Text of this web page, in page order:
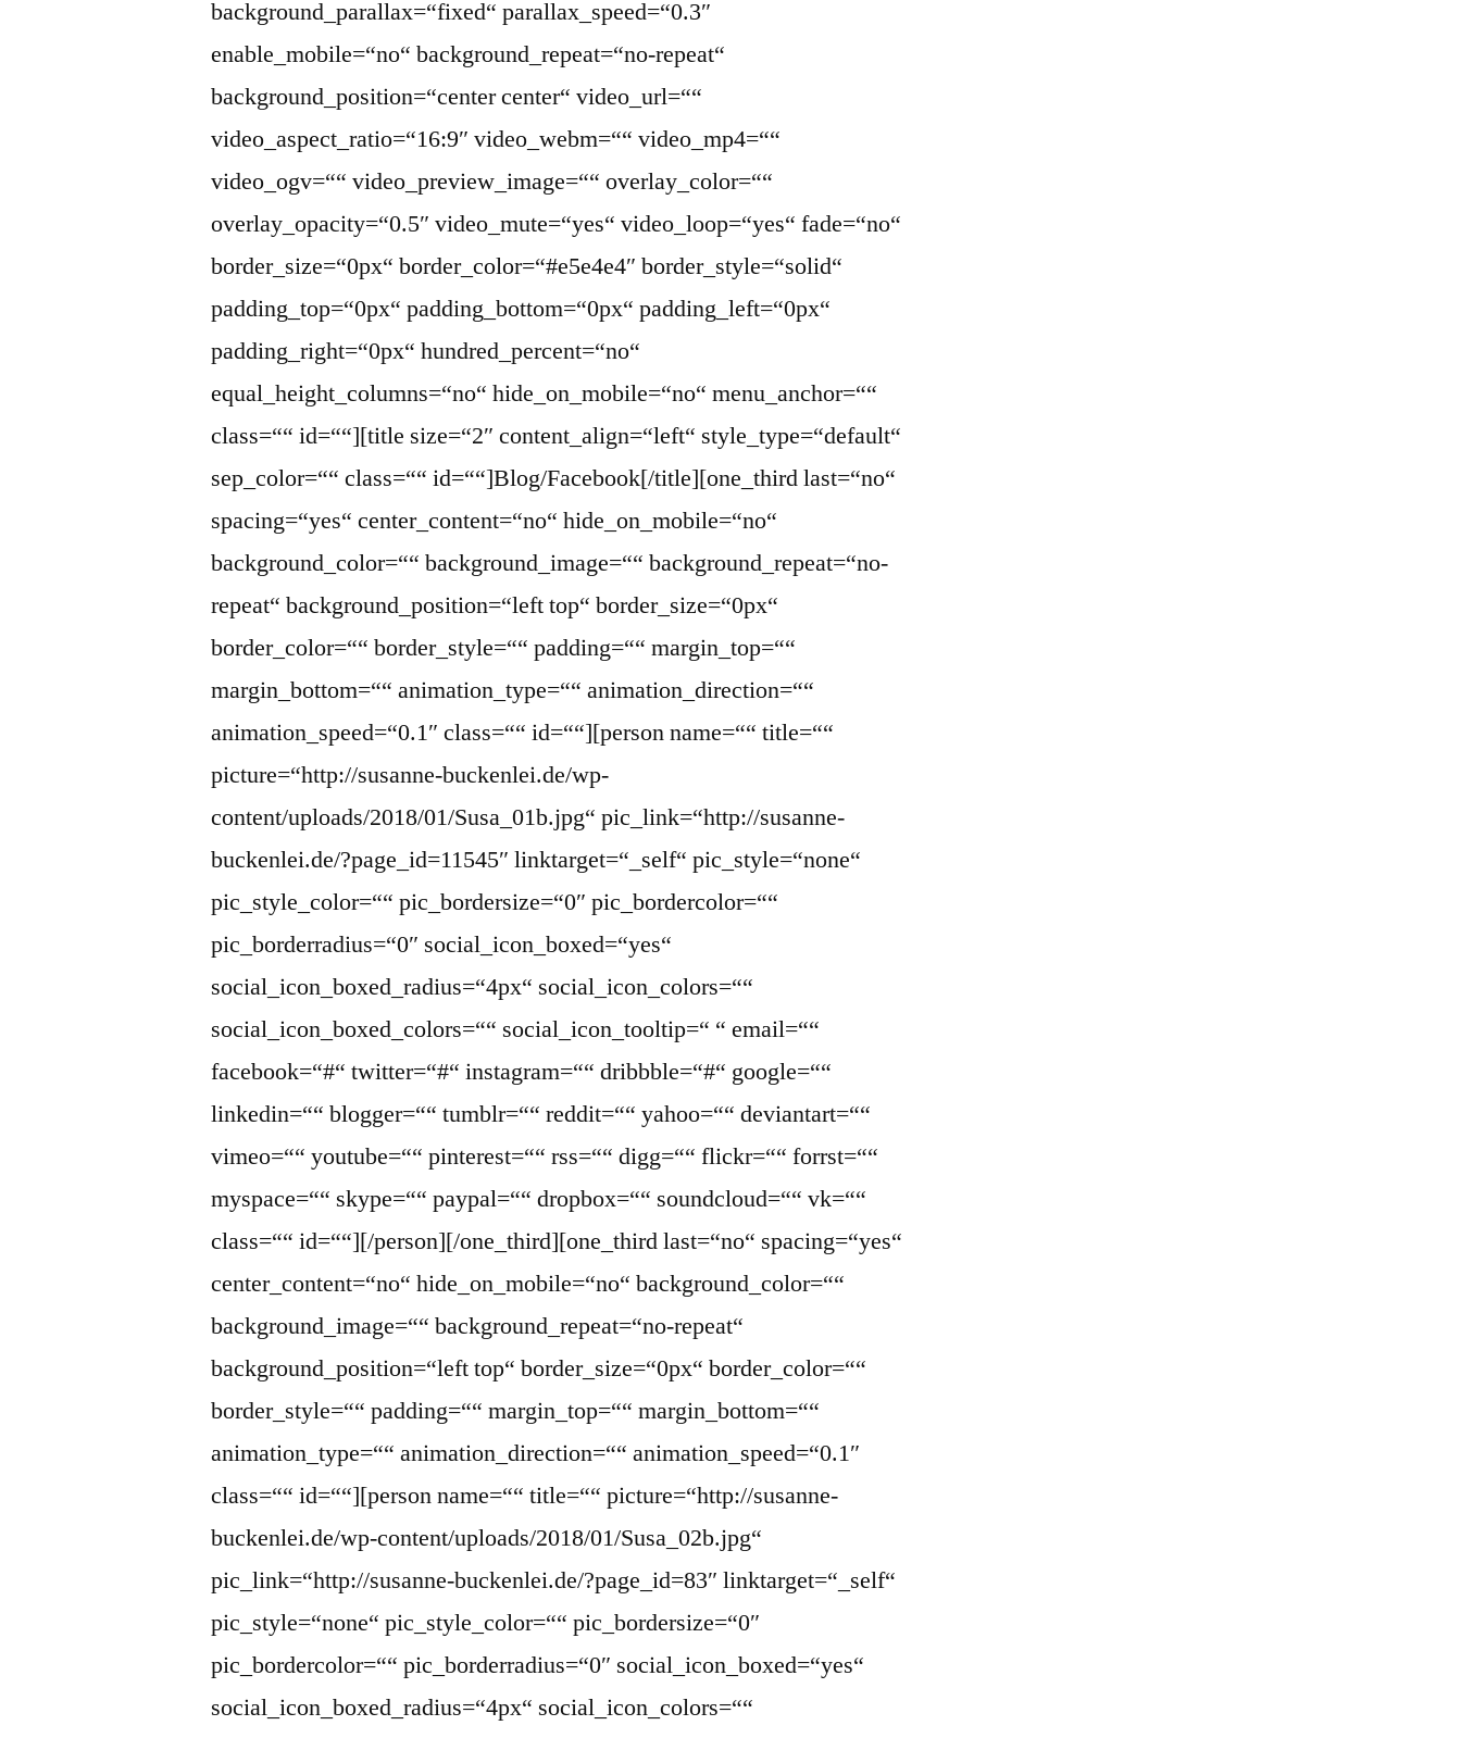
background_parallax=“fixed“ parallax_speed=“0.3″
enable_mobile=“no“ background_repeat=“no-repeat“
background_position=“center center“ video_url=““
video_aspect_ratio=“16:9″ video_webm=““ video_mp4=““
video_ogv=““ video_preview_image=““ overlay_color=““
overlay_opacity=“0.5″ video_mute=“yes“ video_loop=“yes“ fade=“no“
border_size=“0px“ border_color=“#e5e4e4″ border_style=“solid“
padding_top=“0px“ padding_bottom=“0px“ padding_left=“0px“
padding_right=“0px“ hundred_percent=“no“
equal_height_columns=“no“ hide_on_mobile=“no“ menu_anchor=““
class=““ id=““][title size=“2″ content_align=“left“ style_type=“default“
sep_color=““ class=““ id=““]Blog/Facebook[/title][one_third last=“no“
spacing=“yes“ center_content=“no“ hide_on_mobile=“no“
background_color=““ background_image=““ background_repeat=“no-
repeat“ background_position=“left top“ border_size=“0px“
border_color=““ border_style=““ padding=““ margin_top=““
margin_bottom=““ animation_type=““ animation_direction=““
animation_speed=“0.1″ class=““ id=““][person name=““ title=““
picture=“http://susanne-buckenlei.de/wp-
content/uploads/2018/01/Susa_01b.jpg“ pic_link=“http://susanne-
buckenlei.de/?page_id=11545″ linktarget=“_self“ pic_style=“none“
pic_style_color=““ pic_bordersize=“0″ pic_bordercolor=““
pic_borderradius=“0″ social_icon_boxed=“yes“
social_icon_boxed_radius=“4px“ social_icon_colors=““
social_icon_boxed_colors=““ social_icon_tooltip=“ “ email=““
facebook=“#“ twitter=“#“ instagram=““ dribbble=“#“ google=““
linkedin=““ blogger=““ tumblr=““ reddit=““ yahoo=““ deviantart=““
vimeo=““ youtube=““ pinterest=““ rss=““ digg=““ flickr=““ forrst=““
myspace=““ skype=““ paypal=““ dropbox=““ soundcloud=““ vk=““
class=““ id=““][/person][/one_third][one_third last=“no“ spacing=“yes“
center_content=“no“ hide_on_mobile=“no“ background_color=““
background_image=““ background_repeat=“no-repeat“
background_position=“left top“ border_size=“0px“ border_color=““
border_style=““ padding=““ margin_top=““ margin_bottom=““
animation_type=““ animation_direction=““ animation_speed=“0.1″
class=““ id=““][person name=““ title=““ picture=“http://susanne-
buckenlei.de/wp-content/uploads/2018/01/Susa_02b.jpg“
pic_link=“http://susanne-buckenlei.de/?page_id=83″ linktarget=“_self“
pic_style=“none“ pic_style_color=““ pic_bordersize=“0″
pic_bordercolor=““ pic_borderradius=“0″ social_icon_boxed=“yes“
social_icon_boxed_radius=“4px“ social_icon_colors=““